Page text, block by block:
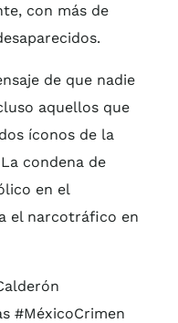
con más de
de que nadie
aquellos que
íconos de la
condena de
en el
el narcotráfico en
#MéxicoCrimen